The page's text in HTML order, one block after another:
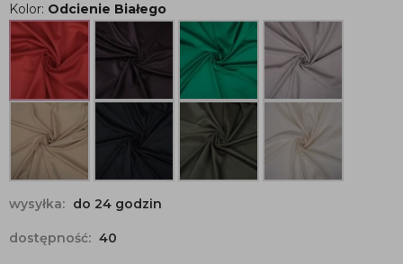
Kolor: Odcienie Białego
wysyłka: do 24 godzin
dostępność: 40